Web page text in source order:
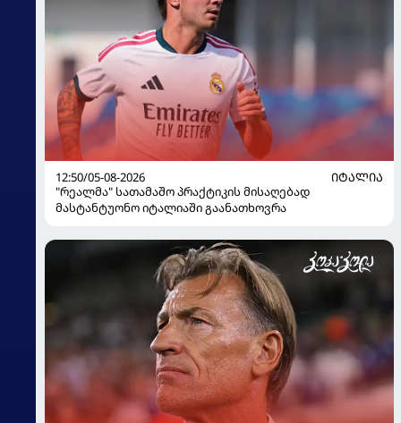
12:50/05-08-2026
ᲘᲢᲐᲚᲘᲐ
"რეალმა" სათამაშო პრაქტიკის მისაღებად
მასტანტუონო იტალიაში გაანათხოვრა